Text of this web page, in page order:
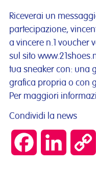
Riceverai un
partecipazione,
a vincere n.1 voucher
sul sito
tua sneaker con: una
grafica propria o con
Per maggiori
Condividi la news
Facebook LinkedIn